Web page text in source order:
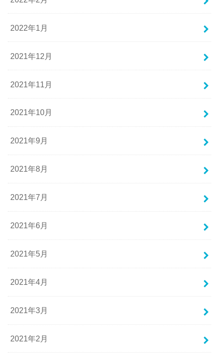
2022年1月
2021年12月
2021年11月
2021年10月
2021年9月
2021年8月
2021年7月
2021年6月
2021年5月
2021年4月
2021年3月
2021年2月